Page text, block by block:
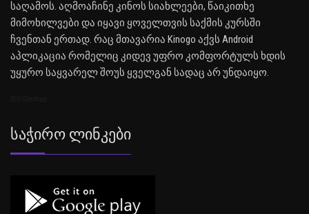
საღამოს. აღმოაჩინე კინოს სიახლეები, წაიკითხე
მიმოხილვები და იყავი ყოველთვის საქმის კურსში
ჩვენთან ერთად. რაც მთავარია Kinogo აქვს Android
აპლიკაცია რომელიც კიდევ უფრო კომფორტულს ხდის
უყურო საყვარელ შოუს ყველგან სადაც არ უნდაიყო.
Საჭირო Ლინკები